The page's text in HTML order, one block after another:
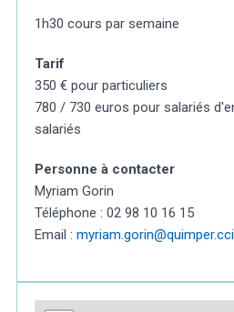
1h30 cours par semaine
Tarif
350 € pour particuliers
780 / 730 euros pour salariés
salariés
Personne à contacter
Myriam Gorin
Téléphone : 02 98 10 16 15
Email :